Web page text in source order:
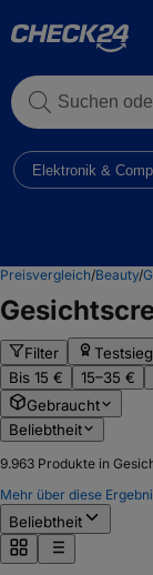
Suchen
Elektronik &
Preisvergleich/Beauty/
Filter
Bis 15 €
15–35 €
Gebraucht
Beliebtheit
9.963 Produkte in
Mehr über diese
Beliebtheit